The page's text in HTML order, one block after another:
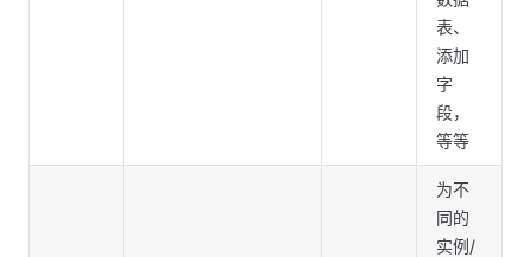
表、
添加
字
段，
等等
为不
同的
实例/